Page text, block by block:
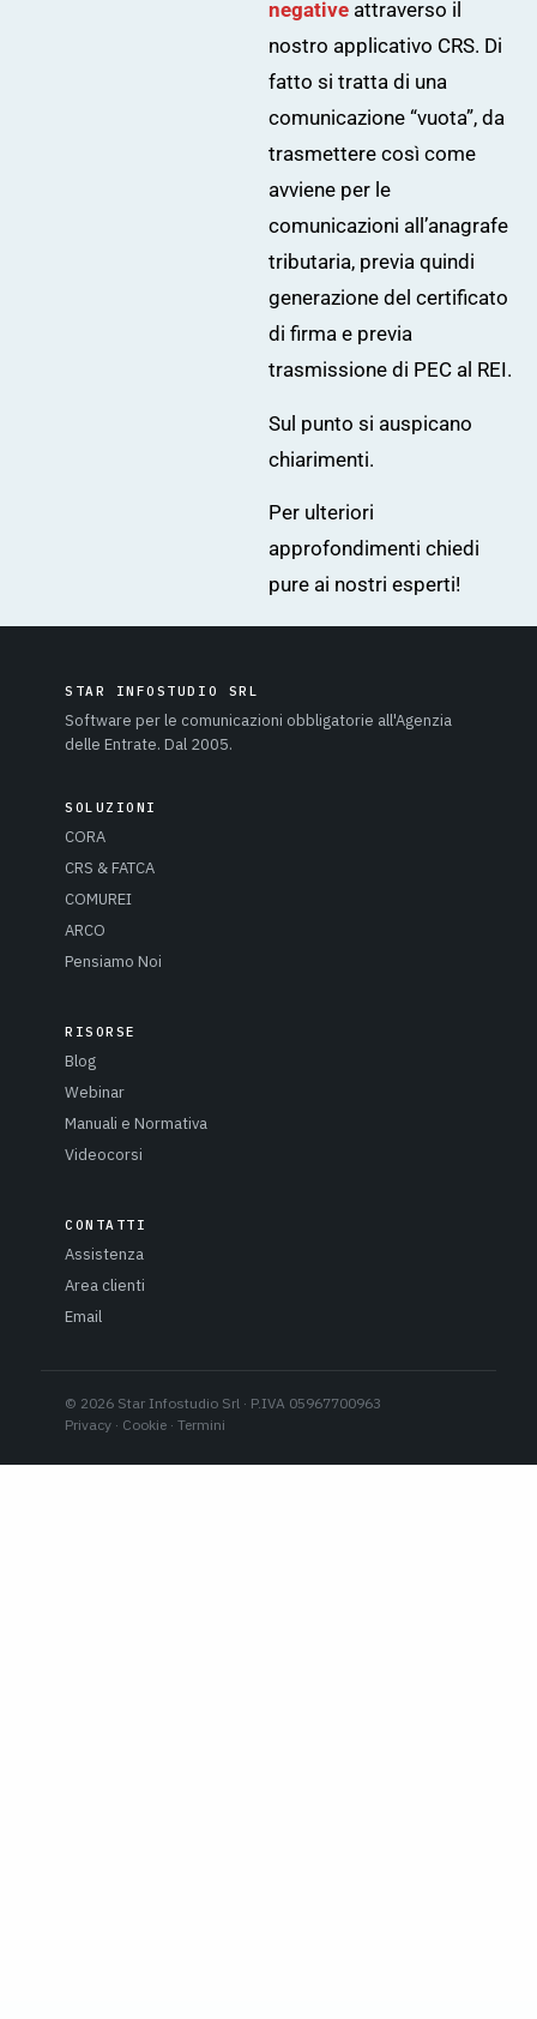
negative attraverso il
nostro applicativo CRS. Di
fatto si tratta di una
comunicazione “vuota”, da
trasmettere così come
avviene per le
comunicazioni all’anagrafe
tributaria, previa quindi
generazione del certificato
di firma e previa
trasmissione di PEC al REI.
Sul punto si auspicano
chiarimenti.
Per ulteriori
approfondimenti chiedi
pure ai nostri esperti!
STAR INFOSTUDIO SRL
Software per le comunicazioni obbligatorie all'Agenzia
delle Entrate. Dal 2005.
SOLUZIONI
CORA
CRS & FATCA
COMUREI
ARCO
Pensiamo Noi
RISORSE
Blog
Webinar
Manuali e Normativa
Videocorsi
CONTATTI
Assistenza
Area clienti
Email
© 2026 Star Infostudio Srl · P.IVA 05967700963
Privacy · Cookie · Termini